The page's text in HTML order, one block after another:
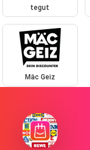
tegut
Mäc Geiz